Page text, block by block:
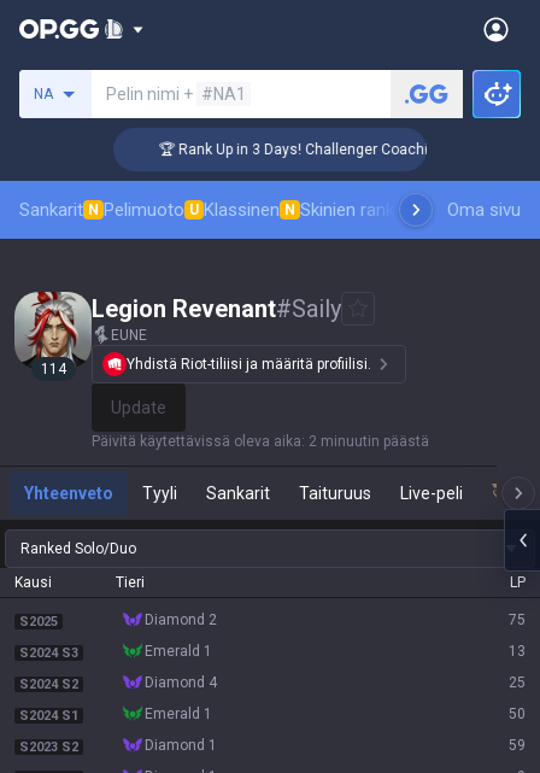
NA Pelin nimi + #NA1
🏆 Rank Up in 3 Days! Challenger Coaching
Sankarit N Pelimuoto U Klassinen N Skinien rankingTulostaulukot
Oma sivu
114
Legion Revenant#Saily
EUNE
Yhdistä Riot-tiliisi ja määritä profiilisi.
Update
Päivitä käytettävissä oleva aika: 2 minuutin päästä
Yhteenveto Tyyli Sankarit Taituruus Live-peli
Ranked Solo/Duo
Kausi
Tieri LP
S2025 diamond 2 75
S2024 S3 emerald 1 13
S2024 S2 diamond 4 25
S2024 S1 emerald 1 50
S2023 S2 diamond 1 59